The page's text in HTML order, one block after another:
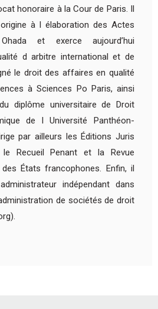
honoraire à la Cour de Paris. Il
à l élaboration des Actes
et exerce aujourd’hui
d arbitre international et de
le droit des affaires en qualité
à Sciences Po Paris, ainsi
diplôme universitaire de Droit
de l Université Panthéon-
par ailleurs les Éditions Juris
Recueil Penant et la Revue
États francophones. Enfin, il
indépendant dans
de sociétés de droit